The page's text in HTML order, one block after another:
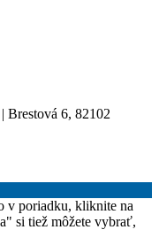
Brestová 6, 82102
v poriadku, kliknite na
si tiež môžete vybrať,